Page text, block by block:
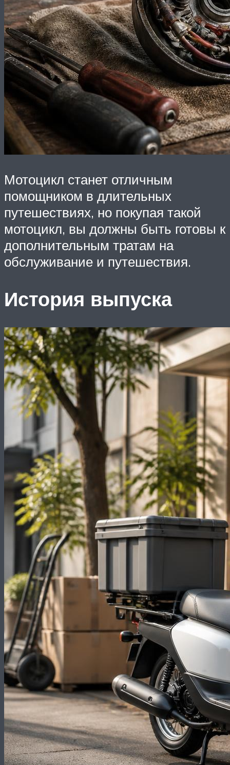
Мотоцикл станет отличным
помощником в длительных
путешествиях, но покупая такой
мотоцикл, вы должны быть готовы к
дополнительным тратам на
обслуживание и путешествия.
История выпуска